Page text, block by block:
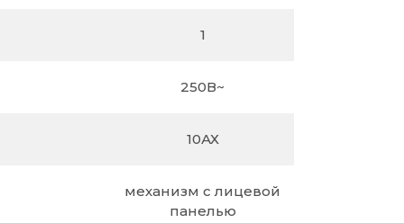
1
250В~
10АХ
механизм c лицевой
панелью